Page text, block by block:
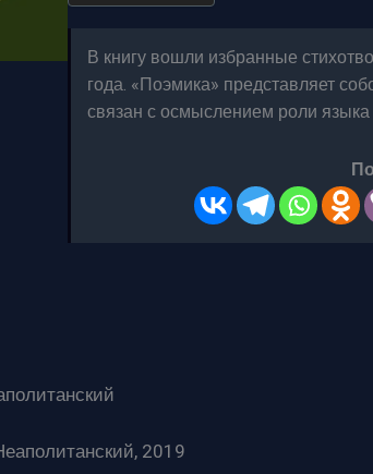
В книгу вошли избранные
года. «Поэмика» представляет
связан с осмыслением роли
2019